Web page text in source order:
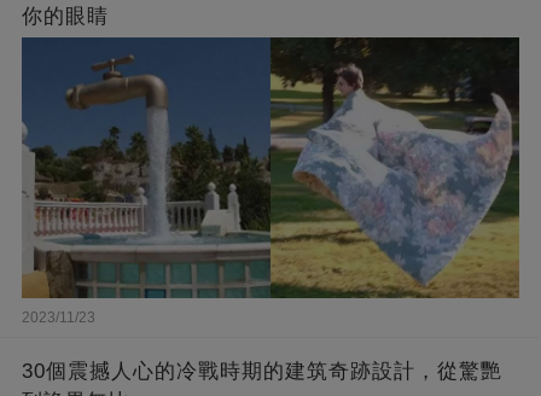
你的眼睛
2023/11/23
30個震撼人心的冷戰時期的建筑奇跡設計，從驚艷